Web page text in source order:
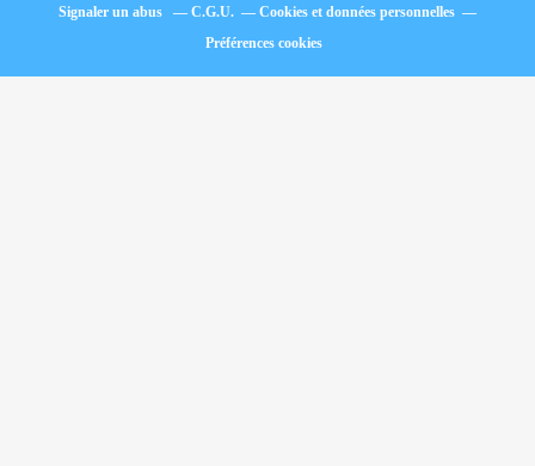
Signaler un abus
C.G.U.
Cookies et données personnelles
Préférences cookies